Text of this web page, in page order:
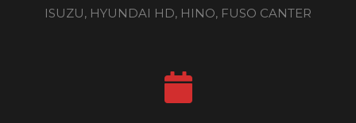
ISUZU, HYUNDAI HD, HINO, FUSO CANTER